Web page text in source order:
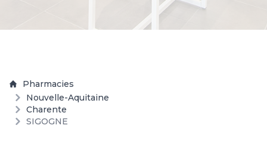
Pharmacies
Nouvelle-Aquitaine
Charente
SIGOGNE